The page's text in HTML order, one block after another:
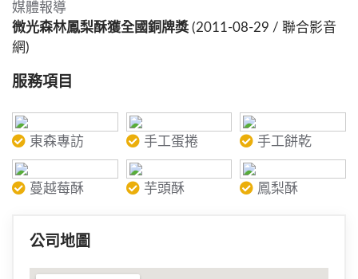
媒體報導
微光森林鳳梨酥獲全國銅牌獎 (2011-08-29 / 聯合影音
網)
服務項目
東森專訪 手工蛋捲 手工餅乾
蔓越莓酥 芋頭酥 鳳梨酥
公司地圖